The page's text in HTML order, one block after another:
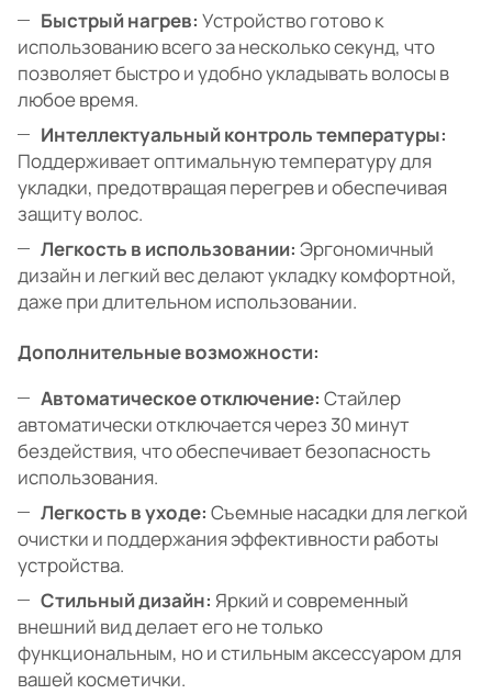
Быстрый нагрев: Устройство готово к
использованию всего за несколько секунд, что
позволяет быстро и удобно укладывать волосы в
любое время.
Интеллектуальный контроль температуры:
Поддерживает оптимальную температуру для
укладки, предотвращая перегрев и обеспечивая
защиту волос.
Легкость в использовании: Эргономичный
дизайн и легкий вес делают укладку комфортной,
даже при длительном использовании.
Дополнительные возможности:
Автоматическое отключение: Стайлер
автоматически отключается через 30 минут
бездействия, что обеспечивает безопасность
использования.
Легкость в уходе: Съемные насадки для легкой
очистки и поддержания эффективности работы
устройства.
Стильный дизайн: Яркий и современный
внешний вид делает его не только
функциональным, но и стильным аксессуаром для
вашей косметички.